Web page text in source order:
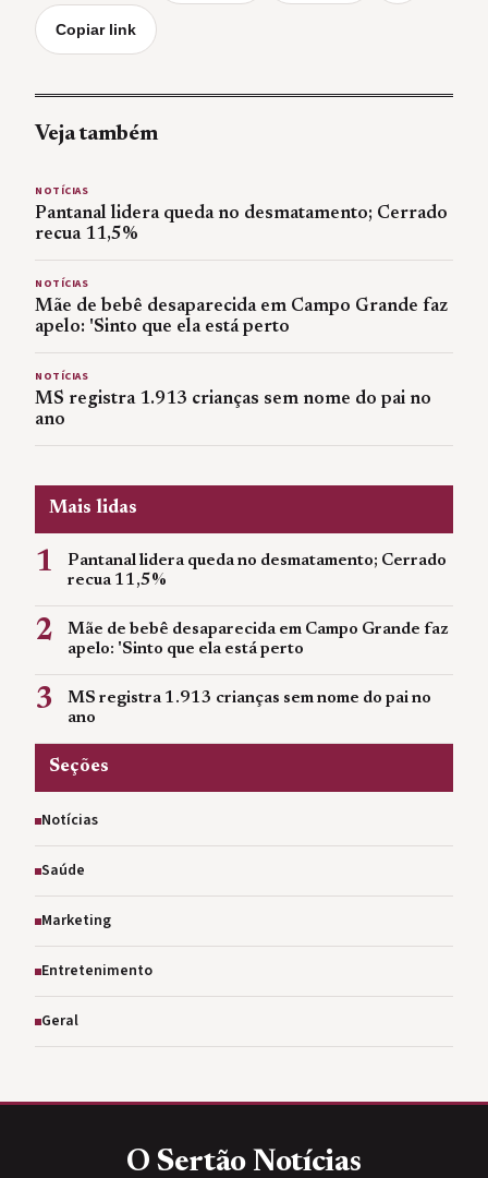
Copiar link
Veja também
NOTÍCIAS
Pantanal lidera queda no desmatamento; Cerrado
recua 11,5%
NOTÍCIAS
Mãe de bebê desaparecida em Campo Grande faz
apelo: 'Sinto que ela está perto
NOTÍCIAS
MS registra 1.913 crianças sem nome do pai no
ano
Mais lidas
1
Pantanal lidera queda no desmatamento; Cerrado
recua 11,5%
2
Mãe de bebê desaparecida em Campo Grande faz
apelo: 'Sinto que ela está perto
3
MS registra 1.913 crianças sem nome do pai no
ano
Seções
Notícias
Saúde
Marketing
Entretenimento
Geral
O Sertão Notícias